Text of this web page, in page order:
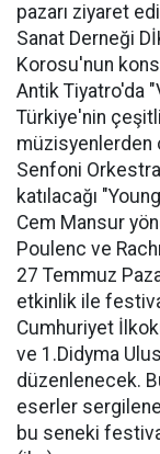
pazarı ziyaret
Sanat Derneği
Korosu'nun
Antik Tiyatro'da
Türkiye'nin
müzisyenlerden
Senfoni
katılacağı
Cem Mansur
Poulenc ve
27 Temmuz
etkinlik ile
Cumhuriyet
ve 1.Didyma
düzenlenecek.
eserler
bu seneki